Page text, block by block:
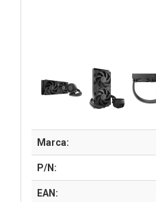
Marca:
P/N:
EAN: